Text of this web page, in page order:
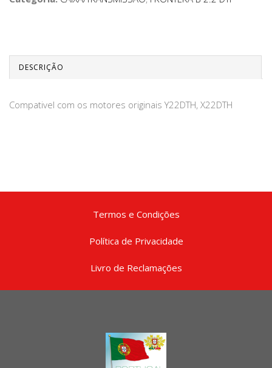
DESCRIÇÃO
Compativel com os motores originais Y22DTH, X22DTH
Termos e Condições
Política de Privacidade
Livro de Reclamações